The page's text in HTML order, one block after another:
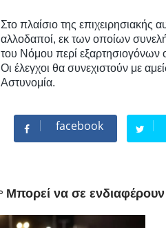
Στο πλαίσιο της
αλλοδαποί, εκ των οποίων
του Νόμου περί εξαρτησιογόνων
Οι έλεγχοι θα συνεχιστούν με
Αστυνομία.
facebook
Μπορεί να σε ενδιαφέρουν